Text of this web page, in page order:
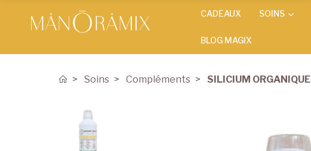
CADEAUX SOINS
BLOG MAGIX
Soins Compléments SILICIUM ORGANIQUE